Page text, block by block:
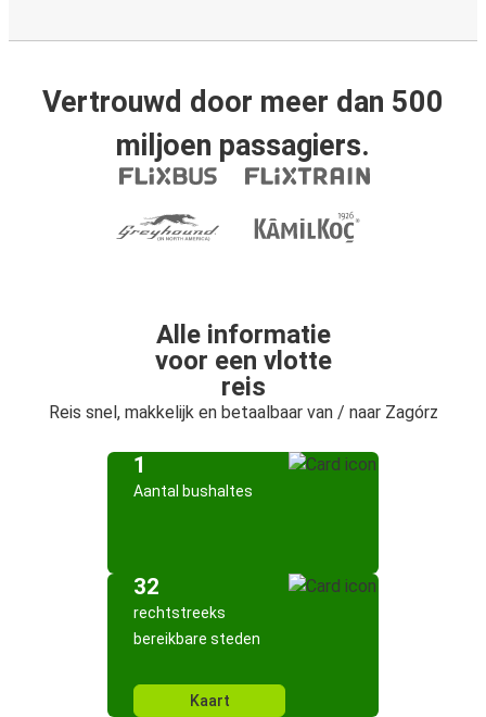
Vertrouwd door meer dan 500
miljoen passagiers.
Alle informatie
voor een vlotte
reis
Reis snel, makkelijk en betaalbaar van / naar Zagórz
1
Aantal bushaltes
32
rechtstreeks
bereikbare steden
Kaart